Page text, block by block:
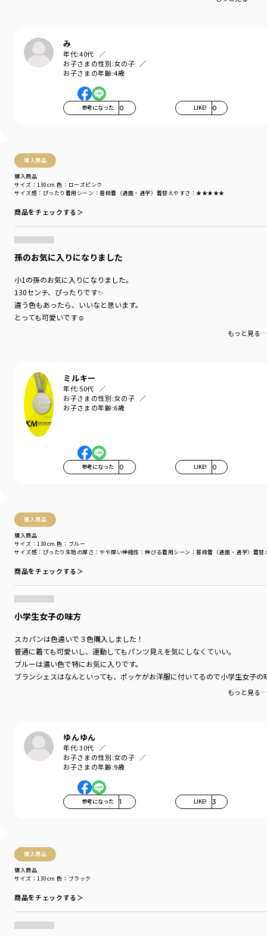
み
年代:40代
お子さまの性別:女の子
お子さまの年齢:4歳
参考になった 0 LIKE! 0
購入商品
購入商品
サイズ感 ：ぴったり 着用シーン ：普段着（通園・通学） 着替えやすさ ：★★★★★
サイズ：130cm 色：ローズピンク
商品をチェックする＞
孫のお気に入りになりました
小1の孫のお気に入りになりました。
130センチ、ぴったりです✨
違う色もあったら、いいなと思います。
とっても可愛いです☺
もっと見る…
ミルキー
年代:50代
お子さまの性別:女の子
お子さまの年齢:6歳
参考になった 0 LIKE! 0
購入商品
購入商品
サイズ感 ：ぴったり 生地の厚さ ：やや厚い伸縮性 ：伸びる着用シーン ：普段着（通園・通学） 着替
サイズ：130cm 色：ブルー
商品をチェックする＞
小学生女子の味方
スカパンは色違いで３色購入しました！
普通に着ても可愛いし、運動してもパンツ見えを気にしなくていい。
ブルーは濃い色で特にお気に入りです。
ブランシェスはなんといっても、ポッケがお洋服に付いてるので小学生女子の
もっと見る…
ゆんゆん
年代:30代
お子さまの性別:女の子
お子さまの年齢:9歳
参考になった 1 LIKE! 3
購入商品
購入商品
サイズ：130cm 色：ブラック
商品をチェックする＞
-----
伸縮性：あり
透け感：なし
ポケット：あり
＃通園コーデ＃通学コーデ＃小学生コーデ
＃リンク＃リンクコーデ
＃ユニセックス
着用イメージ/カラー：ブラック
サイズ：サイズ130
ブランド
シーズン
／ アウトレット
カテゴリ
／ ボトムス>
カラー
／
ブルー
性別タイプ
／
GIRL
商品番号
／ 16-4241-041